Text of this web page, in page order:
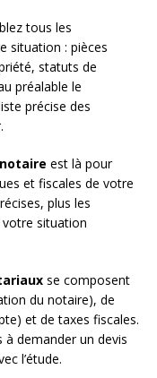
tous les
situation : pièces
statuts de
préalable le
précise des
notaire est là pour
et fiscales de votre
plus les
situation
se composent
du notaire), de
et de taxes fiscales.
à demander un devis
l’étude.